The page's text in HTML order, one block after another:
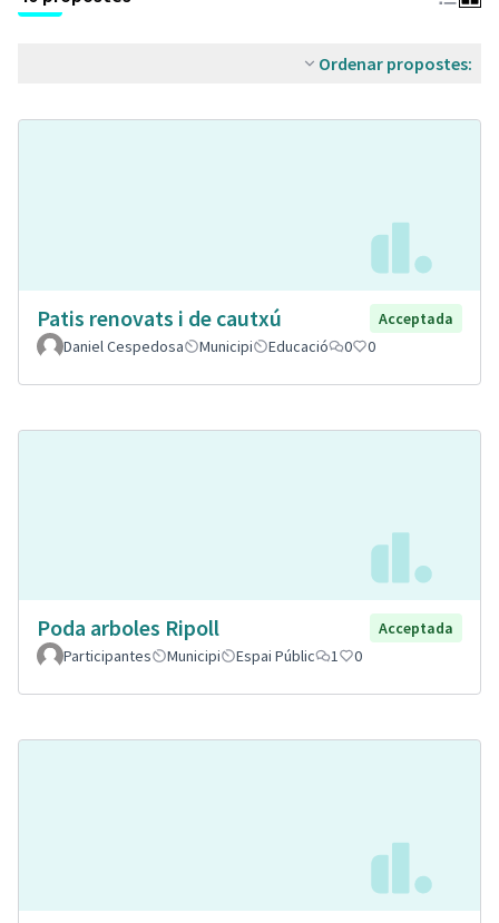
Ordenar propostes:
Patis renovats i de cautxú
Acceptada
Daniel Cespedosa
Municipi Educació 0 0
Poda arboles Ripoll
Acceptada
Participantes
Municipi Espai Públic 1 0